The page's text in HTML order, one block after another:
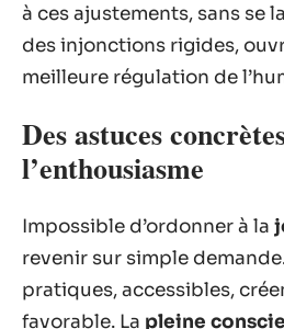
à ces ajustements, sans se
des injonctions rigides,
meilleure régulation de
Des astuces
l’enthousiasme
Impossible d’ordonner à la
revenir sur simple
pratiques, accessibles,
favorable. La pleine